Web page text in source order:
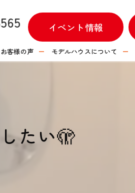
イベント情報
お客様の声 モデルハウスについて
たい🫣